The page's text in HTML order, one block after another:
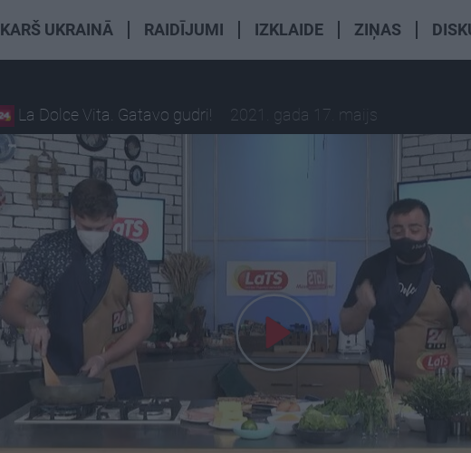
KARŠ UKRAINĀ RAIDĪJUMI IZKLAIDE ZIŅAS
La Dolce Vita. Gatavo gudri! 2021. gada 17. maijs